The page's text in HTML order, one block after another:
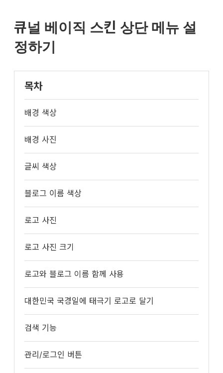
스
킨
설
명
서
큐널 베이직 스킨 상단 메뉴 설
정하기
목차
배경 색상
배경 사진
글씨 색상
블로그 이름 색상
로고 사진
로고 사진 크기
로고와 블로그 이름 함께 사용
대한민국 국경일에 태극기 로고로 달기
검색 기능
관리/로그인 버튼